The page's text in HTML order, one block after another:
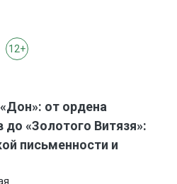
12+
от ордена
«Золотого Витязя»:
письменности и